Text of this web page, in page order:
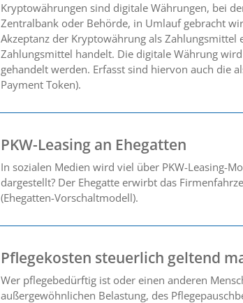
Kryptowährungen sind digitale Währungen, bei
Zentralbank oder Behörde, in Umlauf gebracht
Akzeptanz der Kryptowährung als
Zahlungsmittel handelt. Die digitale Währung
gehandelt werden. Erfasst sind hiervon auch die
Payment Token).
PKW-Leasing an Ehegatten
In sozialen Medien wird viel über PKW-Leasing-
dargestellt? Der Ehegatte erwirbt das
(Ehegatten-Vorschaltmodell).
Pflegekosten steuerlich geltend
Wer pflegebedürftig ist oder einen anderen
außergewöhnlichen Belastung, des